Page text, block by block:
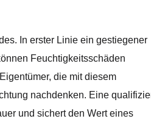
In erster Linie ein gestiegener
Feuchtigkeitsschäden
die mit diesem
nachdenken. Eine
und sichert den Wert eines